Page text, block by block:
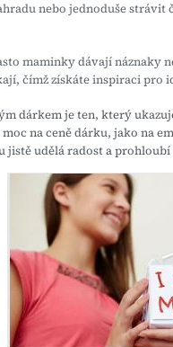
nebo jednoduše
maminky dávají náznaky
čímž získáte inspiraci pro
dárkem je ten, který
na ceně dárku, jako na
udělá radost a prohloubí